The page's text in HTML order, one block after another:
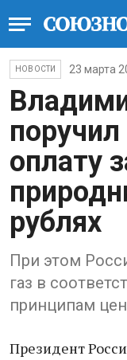
НОВОСТИ 23 марта
оплату
рублях
При этом
газ в
принципам
Президент